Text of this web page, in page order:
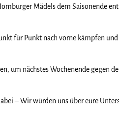
Mädels dem Saisonende
für Punkt nach vorne kämpfen
nächstes Wochenende gegen
– Wir würden uns über eure